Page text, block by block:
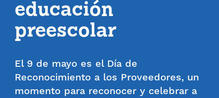
educación
preescolar
El 9 de mayo es el Día de
Reconocimiento a los Proveedores, un
momento para reconocer y celebrar a